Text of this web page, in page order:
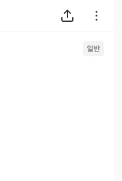
일반